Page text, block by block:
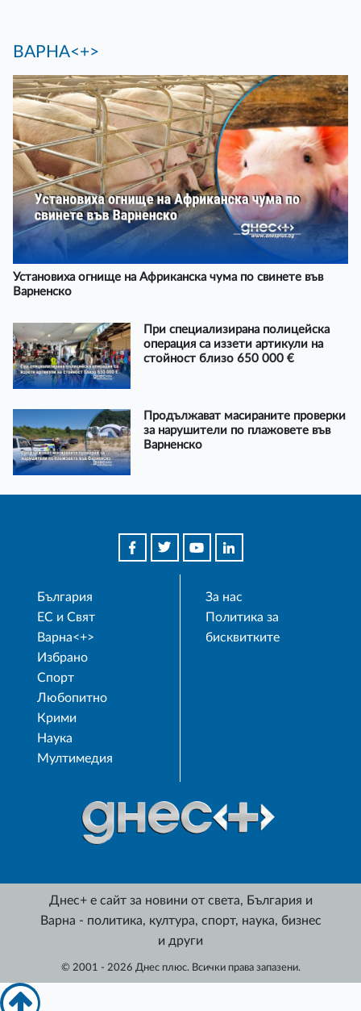
ВАРНА<+>
Установиха огнище на Африканска чума по свинете във
Варненско
При специализирана полицейска
операция са иззети артикули на
стойност близо 650 000 €
Продължават масираните проверки
за нарушители по плажовете във
Варненско
България
ЕС и Свят
Варна<+>
Избрано
Спорт
Любопитно
Крими
Наука
Мултимедия
За нас
Политика за
бисквитките
Днес+ е сайт за новини от света, България и
Варна - политика, култура, спорт, наука, бизнес
и други
© 2001 - 2026 Днес плюс. Всички права запазени.